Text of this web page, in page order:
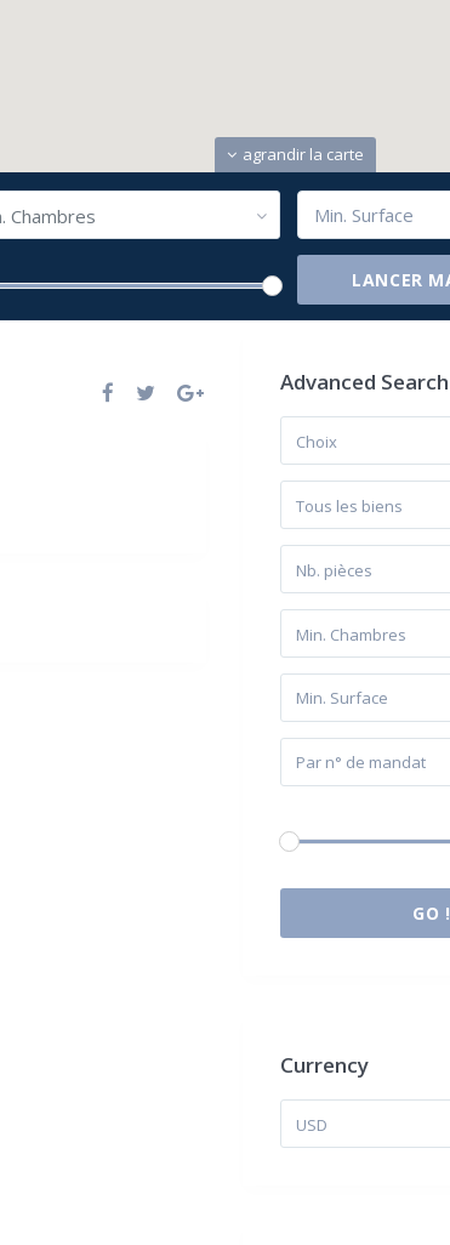
agrandir la carte
Chambres
Advanced Search
Choix
Tous les biens
Nb. pièces
Min. Chambres
GO !
Currency
USD